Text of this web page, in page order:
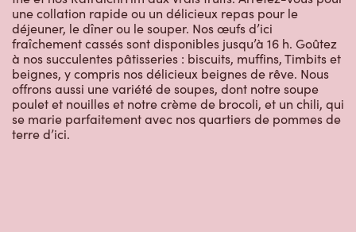
une collation rapide ou un délicieux repas pour le
déjeuner, le dîner ou le souper. Nos œufs d’ici
fraîchement cassés sont disponibles jusqu’à 16 h. Goûtez
à nos succulentes pâtisseries : biscuits, muffins, Timbits et
beignes, y compris nos délicieux beignes de rêve. Nous
offrons aussi une variété de soupes, dont notre soupe
poulet et nouilles et notre crème de brocoli, et un chili, qui
se marie parfaitement avec nos quartiers de pommes de
terre d’ici.